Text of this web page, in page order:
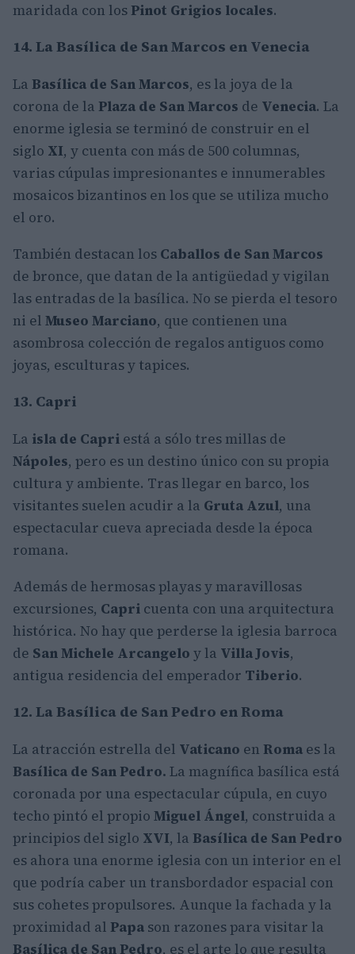
maridada con los Pinot Grigios locales.
14. La Basílica de San Marcos en Venecia
La Basílica de San Marcos, es la joya de la
corona de la Plaza de San Marcos de Venecia. La
enorme iglesia se terminó de construir en el
siglo XI, y cuenta con más de 500 columnas,
varias cúpulas impresionantes e innumerables
mosaicos bizantinos en los que se utiliza mucho
el oro.
También destacan los Caballos de San Marcos
de bronce, que datan de la antigüedad y vigilan
las entradas de la basílica. No se pierda el tesoro
ni el Museo Marciano, que contienen una
asombrosa colección de regalos antiguos como
joyas, esculturas y tapices.
13. Capri
La isla de Capri está a sólo tres millas de
Nápoles, pero es un destino único con su propia
cultura y ambiente. Tras llegar en barco, los
visitantes suelen acudir a la Gruta Azul, una
espectacular cueva apreciada desde la época
romana.
Además de hermosas playas y maravillosas
excursiones, Capri cuenta con una arquitectura
histórica. No hay que perderse la iglesia barroca
de San Michele Arcangelo y la Villa Jovis,
antigua residencia del emperador Tiberio.
12. La Basílica de San Pedro en Roma
La atracción estrella del Vaticano en Roma es la
Basílica de San Pedro. La magnífica basílica está
coronada por una espectacular cúpula, en cuyo
techo pintó el propio Miguel Ángel, construida a
principios del siglo XVI, la Basílica de San Pedro
es ahora una enorme iglesia con un interior en el
que podría caber un transbordador espacial con
sus cohetes propulsores. Aunque la fachada y la
proximidad al Papa son razones para visitar la
Basílica de San Pedro, es el arte lo que resulta